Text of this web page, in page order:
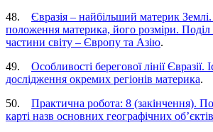
48. Євразія – найбільший материк
положення материка, його розміри. Поділ
частини світу – Європу та Азію.
49. Особливості берегової лінії Євразії.
дослідження окремих регіонів материка
50. Практична робота: 8 (закінчення).
карті назв основних географічних